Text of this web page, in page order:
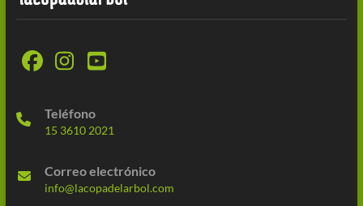
Teléfono
15 3610 2021
Correo electrónico
info@lacopadelarbol.com